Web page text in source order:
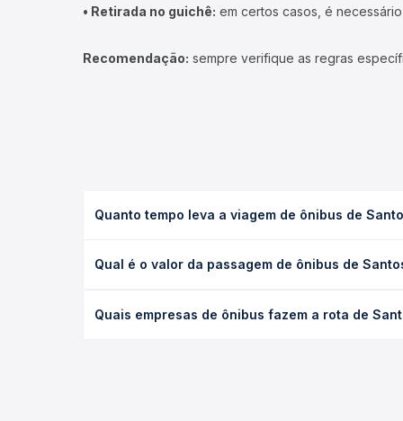
• Retirada no guichê: em certos casos, é
Recomendação: sempre verifique as regras
Quanto tempo leva a viagem de ônibus de
(convencional, executivo ou leito) e as condições
Qual é o valor da passagem de ônibus de
empresa, o tipo de poltrona e a antecedência da
Quais empresas de ônibus fazem a rota de